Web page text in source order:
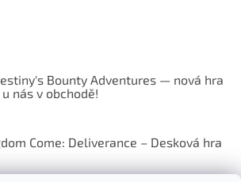
Bounty Adventures — nová hra
nás v obchodě!
Come: Deliverance – Desková hra